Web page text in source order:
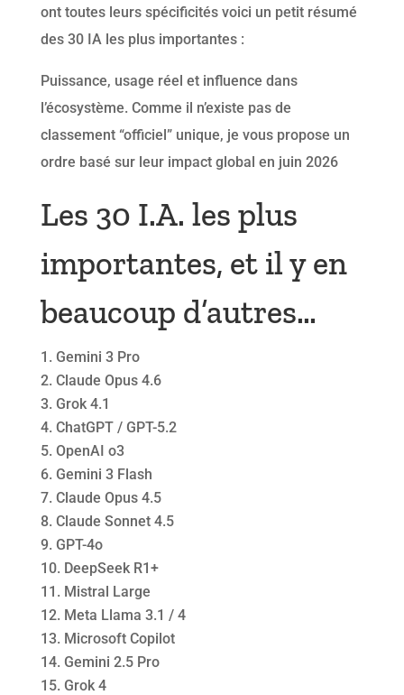
ont toutes leurs spécificités voici un petit résumé
des 30 IA les plus importantes :
Puissance, usage réel et influence dans
l’écosystème. Comme il n’existe pas de
classement “officiel” unique, je vous propose un
ordre basé sur leur impact global en juin 2026
Les 30 I.A. les plus
importantes, et il y en
beaucoup d’autres…
Gemini 3 Pro
Claude Opus 4.6
Grok 4.1
ChatGPT / GPT-5.2
OpenAI o3
Gemini 3 Flash
Claude Opus 4.5
Claude Sonnet 4.5
GPT-4o
DeepSeek R1+
Mistral Large
Meta Llama 3.1 / 4
Microsoft Copilot
Gemini 2.5 Pro
Grok 4